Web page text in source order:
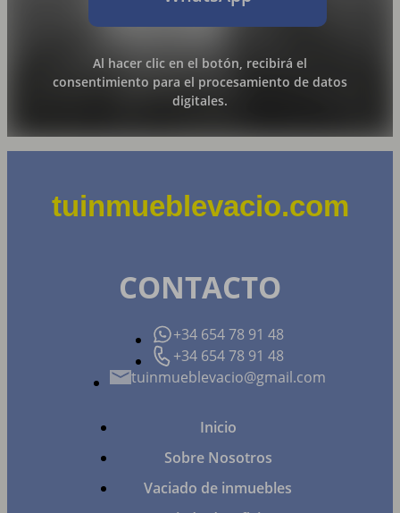
Al hacer clic en el botón, recibirá el
consentimiento para el procesamiento de datos
digitales.
tuinmueblevacio.com
CONTACTO
+34 654 78 91 48
+34 654 78 91 48
tuinmueblevacio@gmail.com
Inicio
Sobre Nosotros
Vaciado de inmuebles